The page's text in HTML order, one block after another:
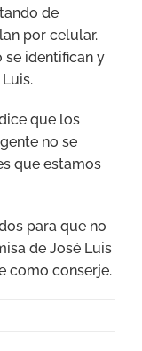
de
por celular.
se identifican y
que los
no se
que estamos
para que no
de José Luis
como conserje.